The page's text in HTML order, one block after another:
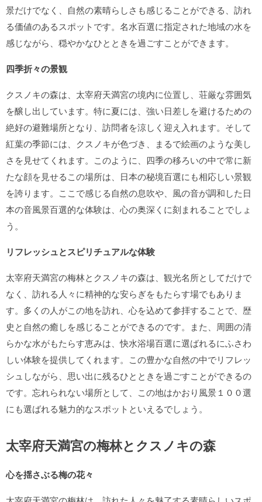
景だけでなく、自然の素晴らしさも感じることができる、訪れ
る価値のあるスポットです。名水百選に指定された地域の水を
感じながら、穏やかなひとときを過ごすことができます。
四季折々の景観
クスノキの森は、太宰府天満宮の境内に位置し、荘厳な雰囲気
を醸し出しています。特に夏には、強い日差しを避けるための
絶好の避難場所となり、訪問者を涼しく迎え入れます。そして
紅葉の季節には、クスノキが色づき、まるで絵画のような美し
さを見せてくれます。このように、四季の移ろいの中で常に新
たな顔を見せるこの場所は、日本の秘境百選にも相応しい景観
を誇ります。ここで感じる自然の息吹や、風の音が調和した日
本の音風景百選的な体験は、心の奥深くに刻まれることでしょ
う。
リフレッシュとスピリチュアルな体験
太宰府天満宮の梅林とクスノキの森は、観光名所としてだけで
なく、訪れる人々に精神的な安らぎをもたらす場でもありま
す。多くの人がこの地を訪れ、心を込めて参拝することで、歴
史と自然の癒しを感じることができるのです。また、周囲の清
らかな水がもたらす恵みは、快水浴場百選に選ばれるにふさわ
しい体験を提供してくれます。この豊かな自然の中でリフレッ
シュしながら、思い出に残るひとときを過ごすことができるの
です。忘れられない場所として、この地はかおり風景１００選
にも選ばれる魅力的なスポットといえるでしょう。
太宰府天満宮の梅林とクスノキの森
心を揺さぶる梅の花々